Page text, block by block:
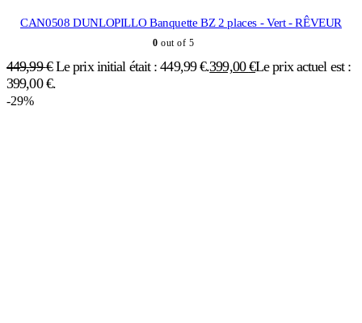
CAN0508 DUNLOPILLO Banquette BZ 2 places - Vert - RÊVEUR
0 out of 5
449,99€ Le prix initial était : 449,99 €.399,00€Le prix actuel est :
399,00 €.
-29%